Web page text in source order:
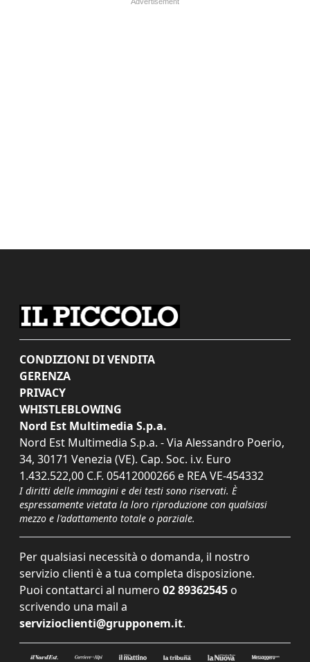
CONDIZIONI DI VENDITA
GERENZA
PRIVACY
WHISTLEBLOWING
Nord Est Multimedia S.p.a.
Nord Est Multimedia S.p.a. - Via Alessandro Poerio,
34, 30171 Venezia (VE). Cap. Soc. i.v. Euro
1.432.522,00 C.F. 05412000266 e REA VE-454332
I diritti delle immagini e dei testi sono riservati. È
espressamente vietata la loro riproduzione con qualsiasi
mezzo e l'adattamento totale o parziale.
Per qualsiasi necessità o domanda, il nostro
servizio clienti è a tua completa disposizione.
Puoi contattarci al numero 02 89362545 o
scrivendo una mail a
servizioclienti@grupponem.it.